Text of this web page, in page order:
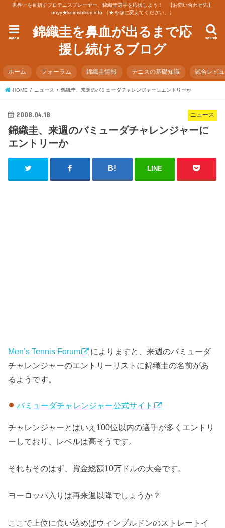
世界一を目指すプロテニスプレーヤー、錦織圭選手を応援しよう！ 【お問い合わせ先】
urryy★keinishikori.info （★を@に変えてください。）
錦織圭を鼻血が出るまで応
援し続けるブログ
search
menu
ホーム フォーラム 錦織圭情報 テニスの基礎知識 試合レビ
HOME ニュース 錦織圭、来週のバミューダチャレンジャーにエントリーか
ニュース
2008.04.18
錦織圭、来週のバミューダチャレンジャーに
エントリーか
LINE
Men’s Tennis Forum
によりますと、来週のバミューダ
チャレンジャーのエントリーリストに錦織圭の名前があ
るようです。
バミューダチャレンジャー公式サイト
チャレンジャーとはいえ100位以内の選手が多くエントリ
ーしており、レベルは高そうです。
それもそのはず、賞金総額10万ドルの大会です。
ヨーロッパ入りは再来週以降でしょうか？
ここで上位に食い込めばウィンブルドンのストレートイ